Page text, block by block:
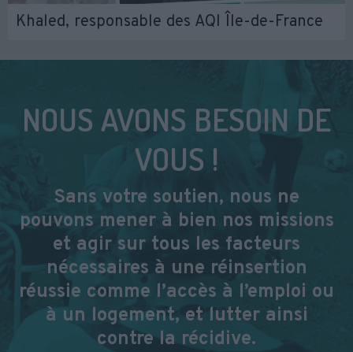
Khaled, responsable des AQI Île-de-France
NOUS AVONS BESOIN DE
VOUS !
Sans votre soutien, nous ne
pouvons mener à bien nos missions
et agir sur tous les facteurs
nécessaires à une réinsertion
réussie comme l’accès à l’emploi ou
à un logement, et lutter ainsi
contre la récidive.